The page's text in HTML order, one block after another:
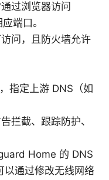
过浏览器访问
端口。
问，且防火墙允许
指定上游 DNS（如
拦截、跟踪防护、
Home 的 DNS
通过修改无线网络